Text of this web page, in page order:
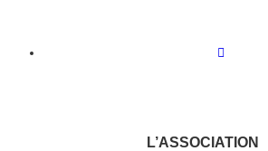
L’ASSOCIATION